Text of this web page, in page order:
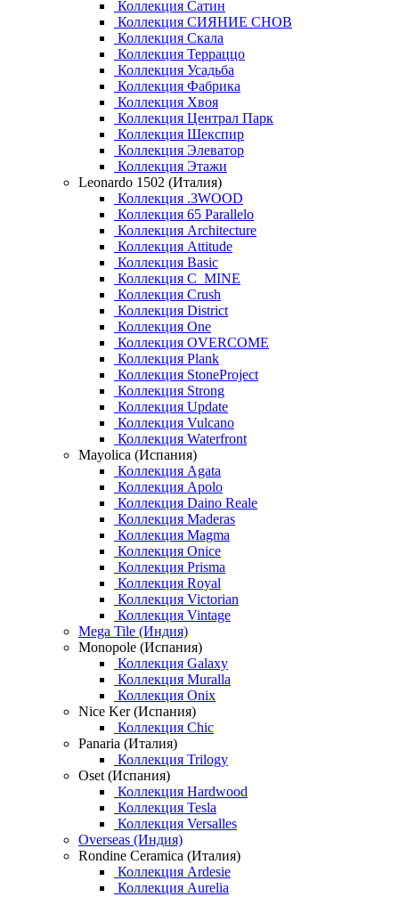
Коллекция Сатин
Коллекция СИЯНИЕ СНОВ
Коллекция Скала
Коллекция Терраццо
Коллекция Усадьба
Коллекция Фабрика
Коллекция Хвоя
Коллекция Централ Парк
Коллекция Шекспир
Коллекция Элеватор
Коллекция Этажи
Leonardo 1502 (Италия)
Коллекция .3WOOD
Коллекция 65 Parallelo
Коллекция Architecture
Коллекция Attitude
Коллекция Basic
Коллекция C_MINE
Коллекция Crush
Коллекция District
Коллекция One
Коллекция OVERCOME
Коллекция Plank
Коллекция StoneProject
Коллекция Strong
Коллекция Update
Коллекция Vulcano
Коллекция Waterfront
Mayolica (Испания)
Коллекция Agata
Коллекция Apolo
Коллекция Daino Reale
Коллекция Maderas
Коллекция Magma
Коллекция Onice
Коллекция Prisma
Коллекция Royal
Коллекция Victorian
Коллекция Vintage
Mega Tile (Индия)
Monopole (Испания)
Коллекция Galaxy
Коллекция Muralla
Коллекция Onix
Nice Ker (Испания)
Коллекция Chic
Panaria (Италия)
Коллекция Trilogy
Oset (Испания)
Коллекция Hardwood
Коллекция Tesla
Коллекция Versalles
Overseas (Индия)
Rondine Ceramica (Италия)
Коллекция Ardesie
Коллекция Aurelia